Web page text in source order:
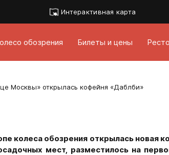
Интерактивная карта
обозрения Билеты и цены
Москвы» открылась кофейня «Даблби»
колеса обозрения открылась новая
мест, разместилось на